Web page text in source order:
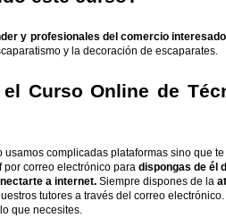
y profesionales del comercio
y la decoración de escaparates.
Curso Online de
usamos complicadas plataformas sino que
por correo electrónico para dispongas de él
a internet. Siempre dispones de la
tutores a través del correo
que necesites.